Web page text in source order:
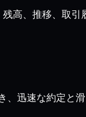
高、推移、取
、迅速な約定と